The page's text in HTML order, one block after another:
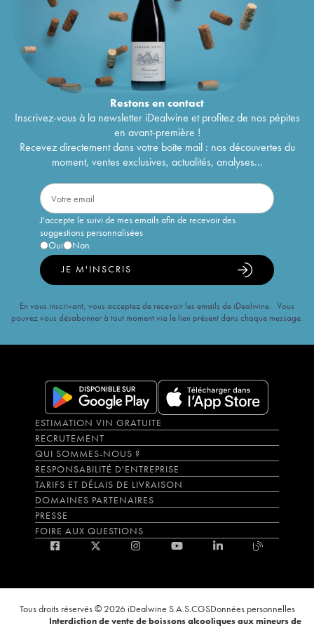
Restons encontact
Inscrivez-vous à la newsletter iDealwine et profitez de nos pépites
en avant-première !
Recevez directement dans votre boîte mail : nos découvertes du
moment, ventes exclusives, actualités, analyses...
J'accepte le suivi de mes emails afin de recevoir des
suggestions personnalisées
Oui
Non
JE M'INSCRIS
En vous inscrivant, vous acceptez de recevoir les emails de iDealwine. Vous
pouvez vous désabonner à tout moment via le lien présent dans chaque message.
ESTIMATION VIN GRATUITE
RECRUTEMENT
QUI SOMMES-NOUS ?
RESPONSABILITÉ D'ENTREPRISE
TARIFS ET DÉLAIS DE LIVRAISON
DOMAINES PARTENAIRES
PRESSE
FOIRE AUX QUESTIONS
Tous droits réservés © 2026 iDealwine S.A.S.CGSDonnées personnelles
Interdiction de vente de boissons alcooliques aux mineurs de